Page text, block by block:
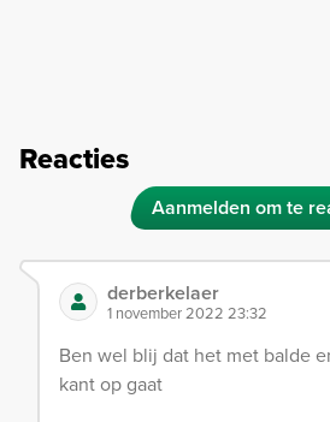
Reacties
Aanmelden om te
derberkelaer
1 november 2022 23:32
Ben wel blij dat het met balde
kant op gaat